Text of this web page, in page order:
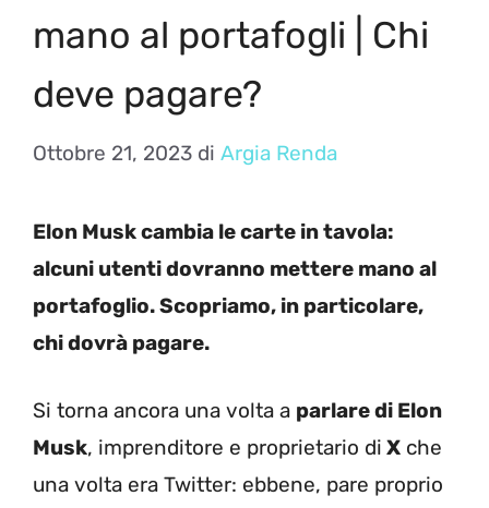
mano al portafogli | Chi
deve pagare?
Ottobre 21, 2023 di Argia Renda
Elon Musk cambia le carte in tavola:
alcuni utenti dovranno mettere mano al
portafoglio. Scopriamo, in particolare,
chi dovrà pagare.
Si torna ancora una volta a parlare di Elon
Musk, imprenditore e proprietario di X che
una volta era Twitter: ebbene, pare proprio